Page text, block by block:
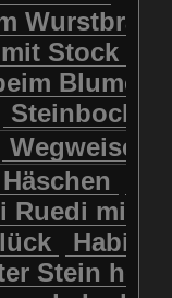
und
mit Kalb
Stock
Steinbock
Wegweiser
Ruedi mit
Stein